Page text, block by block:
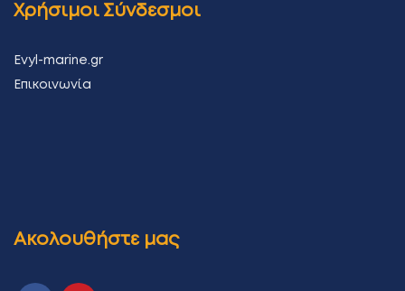
Χρήσιμοι Σύνδεσμοι
Evyl-marine.gr
Επικοινωνία
Ακολουθήστε μας